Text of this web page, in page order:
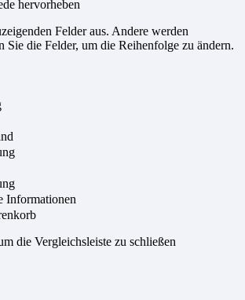
hervorheben
Felder aus. Andere werden
Sie die Felder, um die Reihenfolge zu ändern.
Informationen
die Vergleichsleiste zu schließen